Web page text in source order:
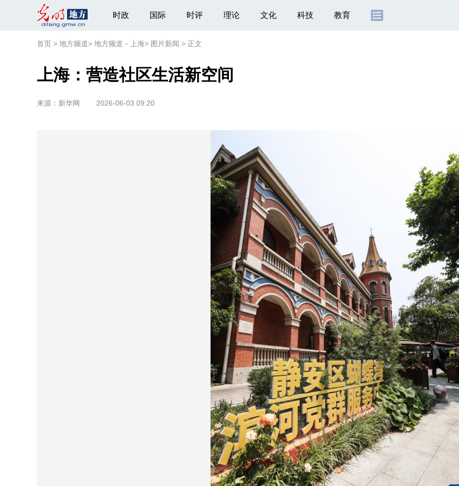
时政 国际 时评 理论 文化 科技 教育
首页 > 地方频道> 地方频道－上海> 图片新闻 > 正文
上海：营造社区生活新空间
来源： 新华网 2026-06-03 09:20